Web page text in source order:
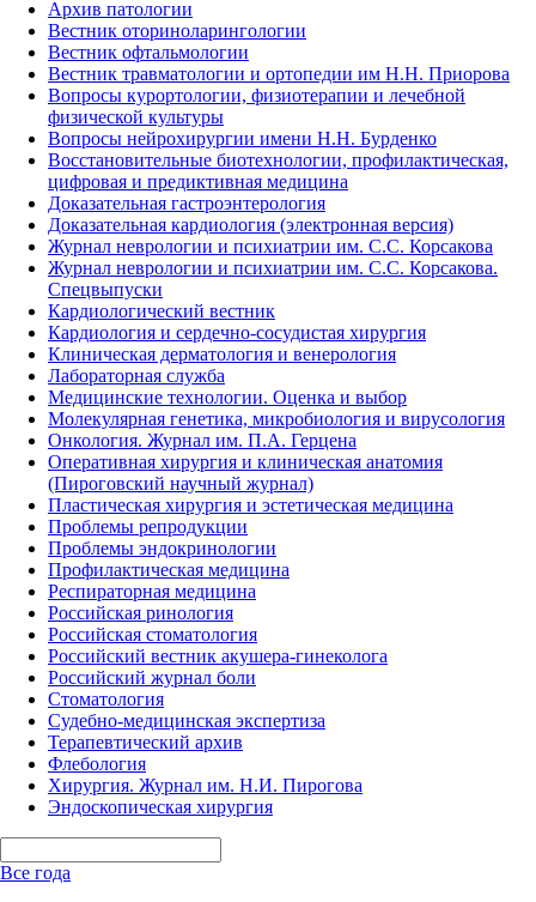
Архив патологии
Вестник оториноларингологии
Вестник офтальмологии
Вестник травматологии и ортопедии им Н.Н. Приорова
Вопросы курортологии, физиотерапии и лечебной
физической культуры
Вопросы нейрохирургии имени Н.Н. Бурденко
Восстановительные биотехнологии, профилактическая,
цифровая и предиктивная медицина
Доказательная гастроэнтерология
Доказательная кардиология (электронная версия)
Журнал неврологии и психиатрии им. С.С. Корсакова
Журнал неврологии и психиатрии им. С.С. Корсакова.
Спецвыпуски
Кардиологический вестник
Кардиология и сердечно-сосудистая хирургия
Клиническая дерматология и венерология
Лабораторная служба
Медицинские технологии. Оценка и выбор
Молекулярная генетика, микробиология и вирусология
Онкология. Журнал им. П.А. Герцена
Оперативная хирургия и клиническая анатомия
(Пироговский научный журнал)
Пластическая хирургия и эстетическая медицина
Проблемы репродукции
Проблемы эндокринологии
Профилактическая медицина
Респираторная медицина
Российская ринология
Российская стоматология
Российский вестник акушера-гинеколога
Российский журнал боли
Стоматология
Судебно-медицинская экспертиза
Терапевтический архив
Флебология
Хирургия. Журнал им. Н.И. Пирогова
Эндоскопическая хирургия
Все года